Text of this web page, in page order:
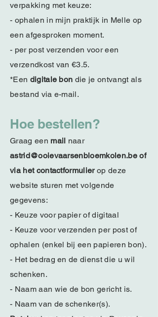
verpakking met keuze:
- ophalen in mijn praktijk in Melle op
een afgesproken moment.
- per post verzenden voor een
verzendkost van €3.5.
*Een digitale bon die je ontvangt als
bestand via e-mail.
Hoe bestellen?
Graag een mail naar
astrid@ooievaarsenbloemkolen.beof
via het contactformulierop deze
website sturen met volgende
gegevens:
- Keuze voor papier of digitaal
- Keuze voor verzenden per post of
ophalen (enkel bij een papieren bon).
- Het bedrag en de dienst die u wil
schenken.
- Naam aan wie de bon gericht is.
- Naam van de schenker(s).